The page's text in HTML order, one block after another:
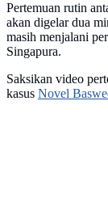
Pertemuan rutin
akan digelar dua
masih menjalani
Singapura.
Saksikan video
kasus Novel